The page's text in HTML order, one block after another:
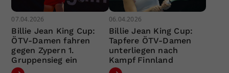
07.04.2026
Billie Jean King Cup:
ÖTV-Damen fahren
gegen Zypern 1.
Gruppensieg ein
06.04.2026
Billie Jean King Cup:
Tapfere ÖTV-Damen
unterliegen nach
Kampf Finnland